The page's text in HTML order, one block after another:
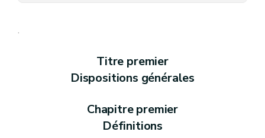
Art. 15
Art. 16
Art. 18
Art. 19
.
Titre premier
Dispositions générales
Chapitre premier
Définitions